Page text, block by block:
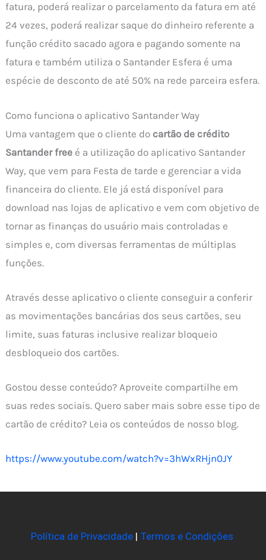
fatura, poderá realizar o parcelamento da fatura em até
24 vezes, poderá realizar saque do dinheiro referente a
função crédito sacado agora e pagando somente na
fatura e também utiliza o Santander Esfera é uma
espécie de desconto de até 50% na rede parceira esfera.
Como funciona o aplicativo Santander Way
Uma vantagem que o cliente do cartão de crédito
Santander free é a utilização do aplicativo Santander
Way, que vem para Festa de tarde e gerenciar a vida
financeira do cliente. Ele já está disponível para
download nas lojas de aplicativo e vem com objetivo de
tornar as finanças do usuário mais controladas e
simples e, com diversas ferramentas de múltiplas
funções.
Através desse aplicativo o cliente conseguir a conferir
as movimentações bancárias dos seus cartões, seu
limite, suas faturas inclusive realizar bloqueio
desbloqueio dos cartões.
Gostou desse conteúdo? Aproveite compartilhe em
suas redes sociais. Quero saber mais sobre esse tipo de
cartão de crédito? Leia os conteúdos de nosso blog.
https://www.youtube.com/watch?v=3hWxRHjn0JY
Política de Privacidade| Termos e Condições